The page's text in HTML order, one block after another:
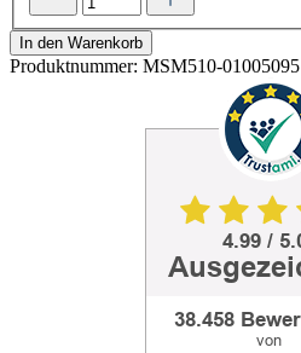
In den Warenkorb
Produktnummer: MSM510-01005095